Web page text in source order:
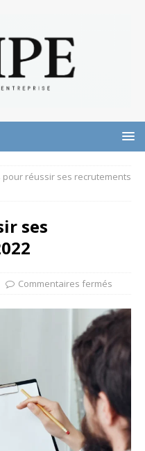
pour réussir ses recrutements
ses
Commentaires fermés